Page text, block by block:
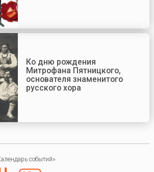
Ко дню рождения
Митрофана Пятницкого,
основателя знаменитого
русского хора
событий»